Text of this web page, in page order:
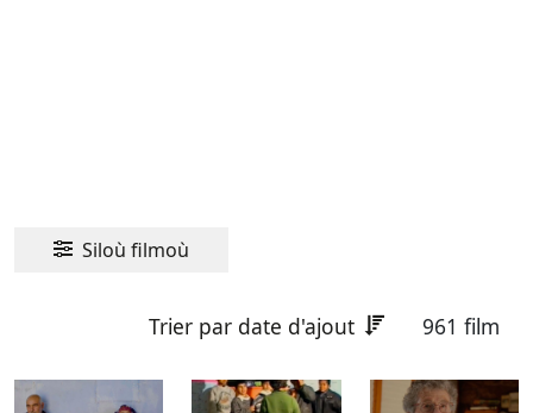
Siloù filmoù
Trier par date d'ajout 961 film